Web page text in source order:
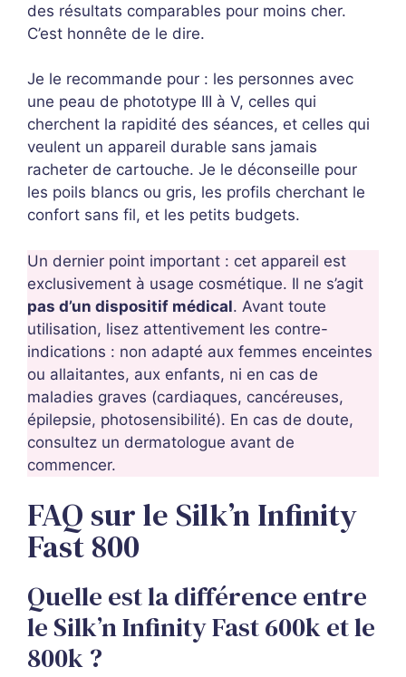
des résultats comparables pour moins cher.
C’est honnête de le dire.
Je le recommande pour : les personnes avec
une peau de phototype III à V, celles qui
cherchent la rapidité des séances, et celles qui
veulent un appareil durable sans jamais
racheter de cartouche. Je le déconseille pour
les poils blancs ou gris, les profils cherchant le
confort sans fil, et les petits budgets.
Un dernier point important : cet appareil est
exclusivement à usage cosmétique. Il ne s’agit
pas d’un dispositif médical. Avant toute
utilisation, lisez attentivement les contre-
indications : non adapté aux femmes enceintes
ou allaitantes, aux enfants, ni en cas de
maladies graves (cardiaques, cancéreuses,
épilepsie, photosensibilité). En cas de doute,
consultez un dermatologue avant de
commencer.
FAQ sur le Silk’n Infinity
Fast 800
Quelle est la différence entre
le Silk’n Infinity Fast 600k et le
800k ?